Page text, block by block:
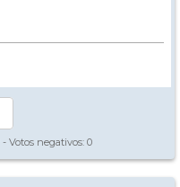
- Votos negativos: 0